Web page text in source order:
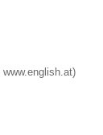
www.english.at)